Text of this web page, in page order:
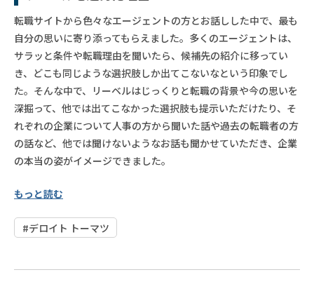
転職サイトから色々なエージェントの方とお話しした中で、最も
自分の思いに寄り添ってもらえました。多くのエージェントは、
サラッと条件や転職理由を聞いたら、候補先の紹介に移ってい
き、どこも同じような選択肢しか出てこないなという印象でし
た。そんな中で、リーベルはじっくりと転職の背景や今の思いを
深掘って、他では出てこなかった選択肢も提示いただけたり、そ
れぞれの企業について人事の方から聞いた話や過去の転職者の方
の話など、他では聞けないようなお話も聞かせていただき、企業
の本当の姿がイメージできました。
もっと読む
#デロイト トーマツ